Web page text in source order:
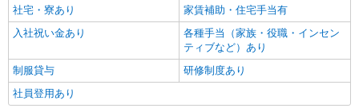
社宅・寮あり
家賃補助・住宅手当有
入社祝い金あり
各種手当（家族・役職・インセン
ティブなど）あり
制服貸与
研修制度あり
社員登用あり